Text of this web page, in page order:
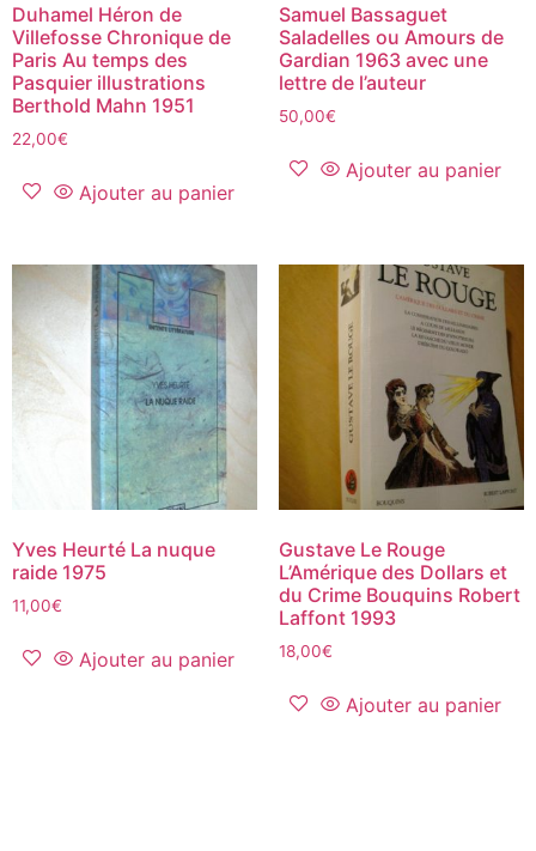
Duhamel Héron de
Villefosse Chronique de
Paris Au temps des
Pasquier illustrations
Berthold Mahn 1951
22,00€
Ajouter au panier
Samuel Bassaguet
Saladelles ou Amours de
Gardian 1963 avec une
lettre de l’auteur
50,00€
Ajouter au panier
Yves Heurté La nuque
raide 1975
11,00€
Ajouter au panier
Gustave Le Rouge
L’Amérique des Dollars et
du Crime Bouquins Robert
Laffont 1993
18,00€
Ajouter au panier